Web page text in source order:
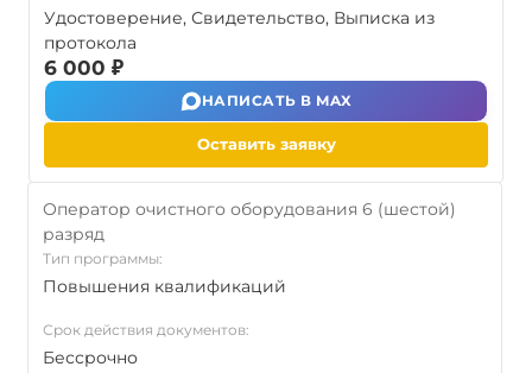
Удостоверение, Свидетельство, Выписка из
протокола
6 000 ₽
НАПИСАТЬ В MAX
Оставить заявку
Оператор очистного оборудования 6 (шестой)
разряд
Тип программы:
Повышения квалификаций
Срок действия документов:
Бессрочно